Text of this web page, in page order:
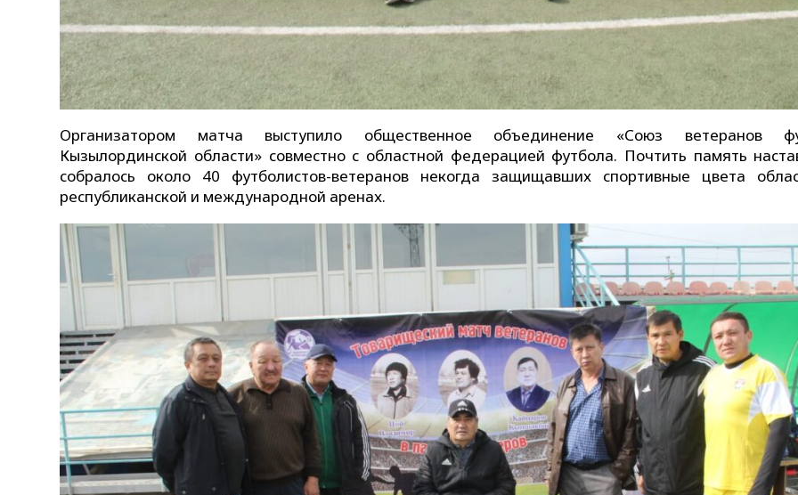
Организатором матча выступило общественное объединение «Союз ветеранов
Кызылординской области» совместно с областной федерацией футбола. Почтить память
собралось около 40 футболистов-ветеранов некогда защищавших спортивные цвета
республиканской и международной аренах.